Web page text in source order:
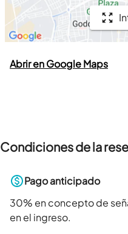
Abrir en Google Maps
Condiciones de la
Pago anticipado
30% en concepto de
en el ingreso.